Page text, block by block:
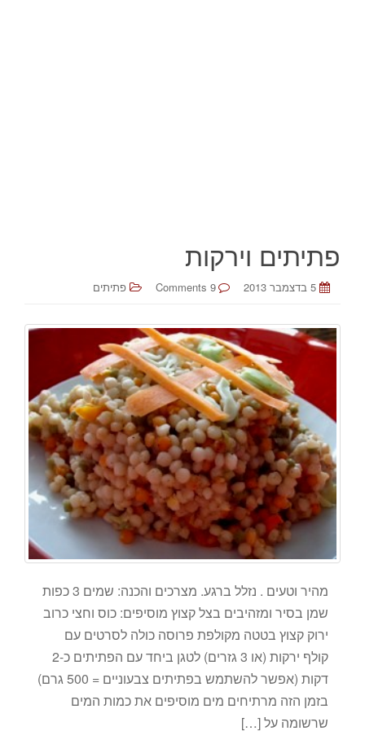
פתיתים וירקות
5 בדצמבר 2013 9 Comments פתיתים
מהיר וטעים . נזלל ברגע. מצרכים והכנה: שמים 3 כפות
שמן בסיר ומזהיבים בצל קצוץ מוסיפים: כוס וחצי כרוב
ירוק קצוץ בטטה מקולפת פרוסה כולה לסרטים עם
קולף ירקות (או 3 גזרים) לטגן ביחד עם הפתיתים כ-2
דקות (אפשר להשתמש בפתיתים צבעוניים = 500 גרם)
בזמן הזה מרתיחים מים מוסיפים את כמות המים
שרשומה על […]